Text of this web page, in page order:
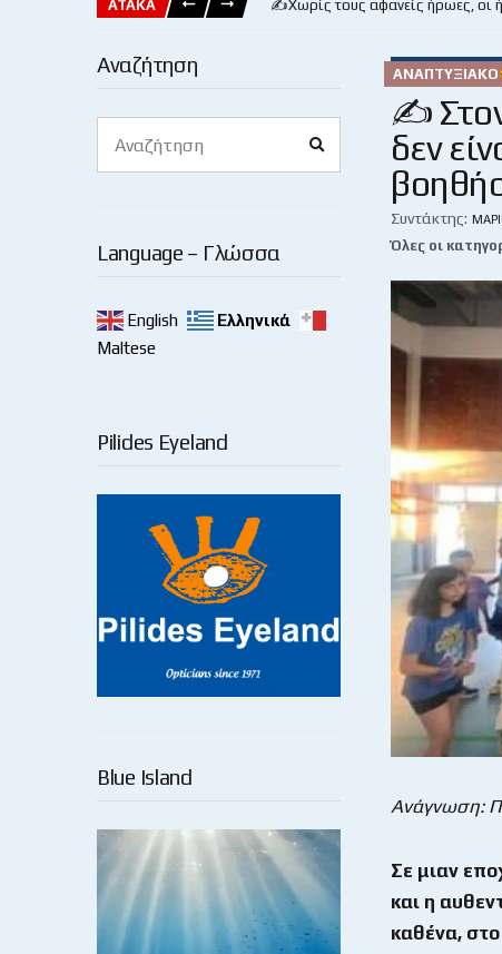
ΑΤΑΚΑ ✍️Χωρίς τους αφανείς ήρωες, οι
Αναζήτηση
for:
Language – Γλώσσα
English
Ελληνικά
Maltese
Pilides Eyeland
Blue Island
ΑΝΑΠΤΥΞΙΑΚΌ
✍ Στον
δεν
Συντάκτης:
Όλες οι
Ανάγνωση:
Σε μιαν
και η
καθένα,